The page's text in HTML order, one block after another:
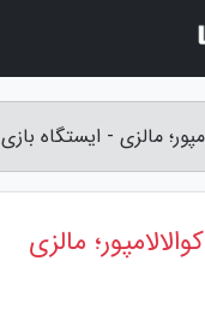
مالزی - ایستگاه بازی
مالزی